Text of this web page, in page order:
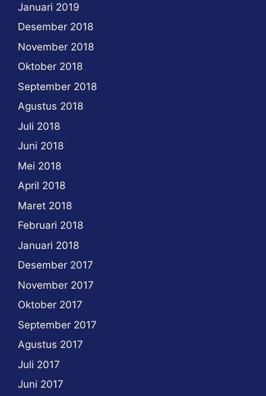
Januari 2019
Desember 2018
November 2018
Oktober 2018
September 2018
Agustus 2018
Juli 2018
Juni 2018
Mei 2018
April 2018
Maret 2018
Februari 2018
Januari 2018
Desember 2017
November 2017
Oktober 2017
September 2017
Agustus 2017
Juli 2017
Juni 2017